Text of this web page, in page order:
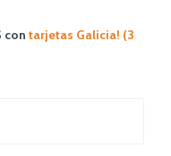
con tarjetas Galicia! (3